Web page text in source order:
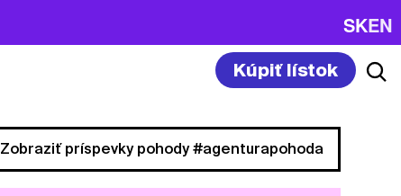
SKEN
Kúpiť lístok
Zobraziť príspevky pohody #agenturapohoda